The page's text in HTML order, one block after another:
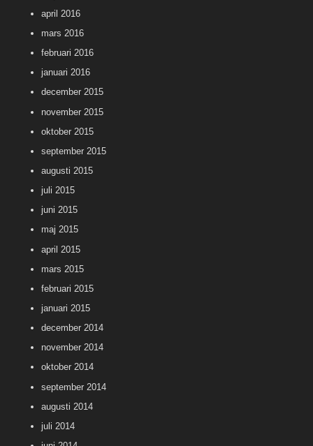
april 2016
mars 2016
februari 2016
januari 2016
december 2015
november 2015
oktober 2015
september 2015
augusti 2015
juli 2015
juni 2015
maj 2015
april 2015
mars 2015
februari 2015
januari 2015
december 2014
november 2014
oktober 2014
september 2014
augusti 2014
juli 2014